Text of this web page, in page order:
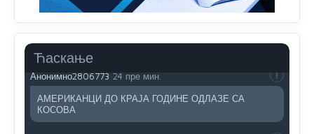
Ћаскање
Možete sebi umisliti da je i Kosovo dio Srbije al
ste nebeski narod
Анонимно2806773 24 пре мин.
АМЕРИКАНЦИ ДО КРАЈА ГОДИНЕ ОДЛАЗЕ СА
КОСОВА